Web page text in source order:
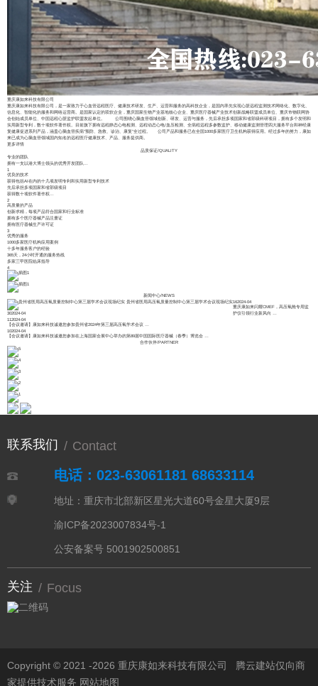
重庆康如来科技有限公司
重庆康如来科技有限公司，是一家致力于心血管远程医疗、健康技术研发、生产、运营和服务的高科技企业，是国内率先实现心脏远程监测技术网络化、数字化、
信息化、智能化的服务和网络运营商。是国家认定的双软企业，重庆国家生物产业基地核心企业、重庆医疗器械产业技术创新战略联盟成员单位、重庆市物联网协
会创始成员单位、中国远程心脏监护联盟发起单位。 公司围绕心脑血管领域创新、研发、运营与服务，先后承担多项国家和省部级科研项目，拥有多个发明和
实用新型专利，数十项软件著作权。目前旗下拥有远程静态心电检测、远程动态心电/血压检测、全病程远程多参数监护、移动健康监测管理四大服务平台和神经康
复健康促进系列产品，涵盖心脑血管疾病“预防、急救、诊治、康复”全过程。 公司产品和服务已在全国1000多家医疗卫生机构获得应用。经过多年的努力，康如
来已成为心脑血管领域国内知名的远程医疗健康技术、产品、服务提供商。
更多详情
品质保证/QUALITY
专业的团队
拥有一支以港大博士领头的优秀开发团队...
1
优良的技术
获得包括AI在内的十几项发明专利和实用新型专利技术
先后承担多项国家和省部级项目
获得数十项软件著作权...
2
高质量的产品
创新求精，每项产品符合国家和行业标准
拥有多个医疗器械产品注册证
拥有医疗器械生产许可证
3
优秀的服务
1000多家医疗机构应用案例
十多年服务客户的经验
365天，24小时开通的服务热线
多家三甲医院临床指导
4
新闻中心/NEWS
贵州省医用高压氧质量控制中心第三届学术会议现场纪实
302024-04
162024-04
重庆康如来闪耀CMEF，高压氧舱专用监
护仪引领行业新风向
112024-04
【会议邀请】康如来科技诚邀您参加贵州省2024年第三届高压氧学术会议
102024-04
【会议邀请】康如来科技诚邀您参加在上海国家会展中心举办的第89届中国国际医疗器械（春季）博览会
合作伙伴/PARTNER
联系我们 / Contact
电话：023-63061181 68633114
地址：重庆市北部新区星光大道60号金星大厦9层
渝ICP备2023007834号-1
公安备案号 5001902500851
关注 / Focus
Copyright © 2021 -2026 重庆康如来科技有限公司
腾云建站仅向商
家提供技术服务 网站地图